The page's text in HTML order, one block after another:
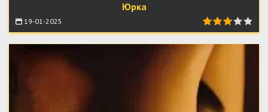
Юрка
19-01-2025